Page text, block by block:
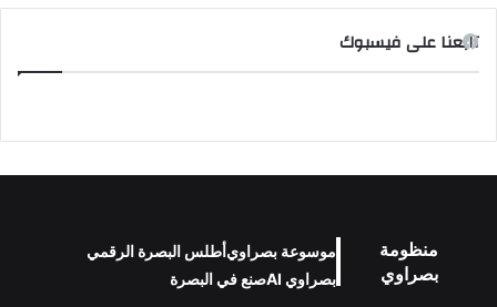
تابعنا على فيسبوك
منظومة
بصراوي
موسوعة بصراويأطلس البصرة الرقمي
بصراوي AI
صنع في البصرة